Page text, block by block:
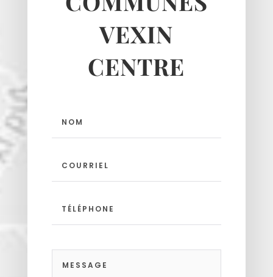
Neuilly-en-vexin
Seraincourt
Themericourt
Theuville
VEXIN
CENTRE